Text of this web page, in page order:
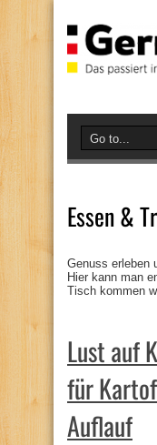
Essen &
Genuss erleben
Hier kann man
Tisch kommen
Lust auf
für
Auflauf